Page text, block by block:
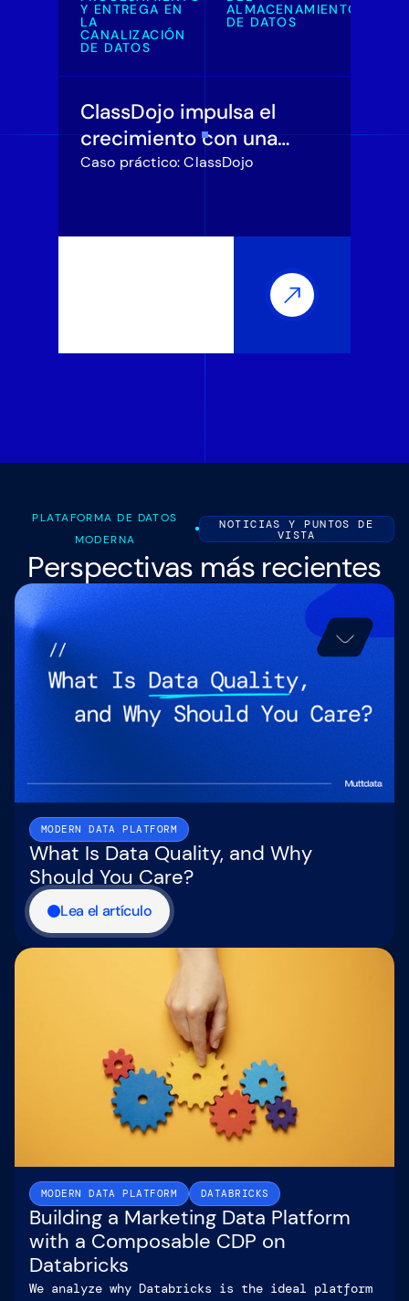
Y ENTREGA EN
LA
CANALIZACIÓN
DE DATOS
ALMACENAMIENTO
DE DATOS
ClassDojo impulsa el
crecimiento con una
nueva plataforma de
Caso práctico: ClassDojo
PLATAFORMA DE DATOS
MODERNA
NOTICIAS Y PUNTOS DE
VISTA
Perspectivas más recientes
MODERN DATA PLATFORM
What Is Data Quality, and Why
Should You Care?
Lea el artículo
MODERN DATA PLATFORM DATABRICKS
Building a Marketing Data Platform
with a Composable CDP on
Databricks
We analyze why Databricks is the ideal platform